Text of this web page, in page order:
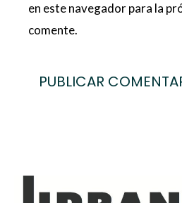
en este navegador para la
comente.